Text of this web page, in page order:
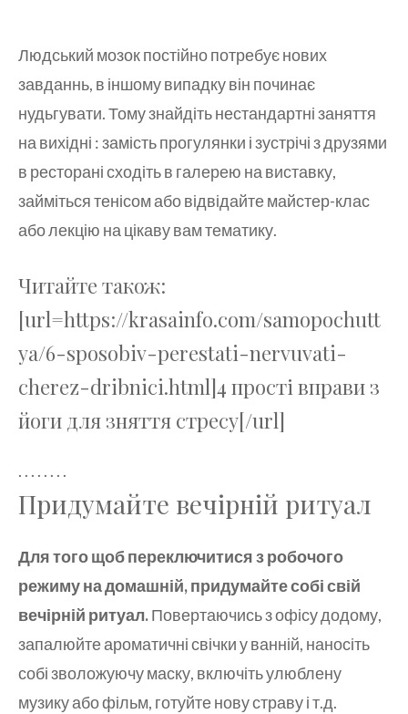
Людський мозок постійно потребує нових
завданнь, в іншому випадку він починає
нудьгувати. Тому знайдіть нестандартні заняття
на вихідні : замість прогулянки і зустрічі з друзями
в ресторані сходіть в галерею на виставку,
займіться тенісом або відвідайте майстер-клас
або лекцію на цікаву вам тематику.
Читайте також:
[url=https://krasainfo.com/samopochutt
ya/6-sposobiv-perestati-nervuvati-
cherez-dribnici.html]4 прості вправи з
йоги для зняття стресу[/url]
. . . . . . . .
Придумайте вечірній ритуал
Для того щоб переключитися з робочого
режиму на домашній, придумайте собі свій
вечірній ритуал.Повертаючись з офісу додому,
запалюйте ароматичні свічки у ванній, наносіть
собі зволожуючу маску, включіть улюблену
музику або фільм, готуйте нову страву і т.д.